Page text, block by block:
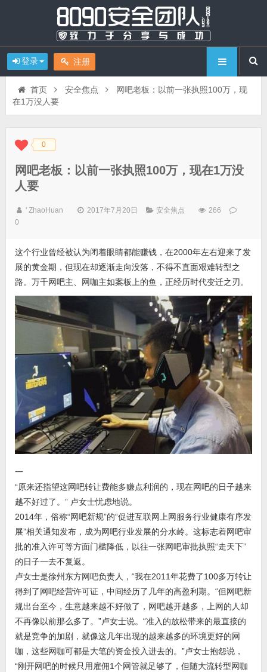
登录 注册
首页 安全焦点
网吧老板：以前一张执照100万，现
在1万没人要
◆◆ 0
网吧老板：以前一张执照100万，现在1万没
人要
' ZhaoHuan 2017年7月20日 安全焦点
266
0
这个行业曾经被认为闭着眼睛都能赚钱，在2000年左右迎来了发
展的黄金期，但现在却逐渐走向没落，不得不直面艰难转型之
路。万千网吧主、网咖主如案板上的鱼，正经历时代变迁之刃。
一
“原来还指望这网吧转让费能多赚点利润的，现在网吧的日子越来
越不好过了。” 卢女士忧虑地说。
2014年，俗称“网吧新规”的“促进互联网上网服务行业健康有序发
展”相关通知发布，成为网吧行业发展的分水岭。这标志着网吧审
批的准入许可等方面门槛降低，以往一张网吧审批执照“走天下”
的日子一去不复返。
卢女士是徐州东方网吧负责人，“我在2011年花费了100多万转让
得到了网吧经营许可证，中间经历了几年的高盈利期。“但网吧新
规出台至今，生意越来越不好做了，网吧越开越多，上网的人却
不再像以前那么多了。”卢女士说。“准入的放松带来的最直接的
就是竞争的加剧，就像这几年出现的越来越多的环境更好的网
咖，这些网咖可都是大笔的资金投入进去的。”卢女士抱怨说，
“刚开网吧的时候只用雇佣1个网管就足够了，但随大流转型网咖